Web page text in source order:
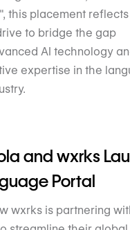
this placement
to bridge the gap
AI technology
expertise in the
and wxrks
Portal
wxrks is partnering